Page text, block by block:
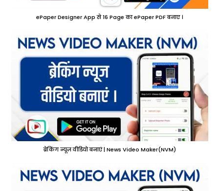
ePaper Designer App से 16 Page का ePaper PDF बनाए ।
ब्रेकिंग न्यूज़ वीडियो बनाएं | News Video Maker(NVM)